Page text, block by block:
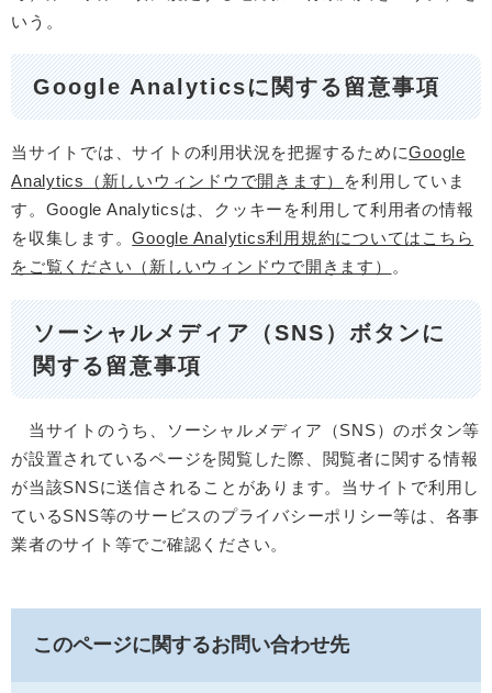
いう。
Google Analyticsに関する留意事項
当サイトでは、サイトの利用状況を把握するためにGoogle
Analytics（新しいウィンドウで開きます）
を利用していま
す。Google Analyticsは、クッキーを利用して利用者の情報
を収集します。Google Analytics利用規約についてはこちら
をご覧ください（新しいウィンドウで開きます）
。
ソーシャルメディア（SNS）ボタンに
関する留意事項
当サイトのうち、ソーシャルメディア（SNS）のボタン等
が設置されているページを閲覧した際、閲覧者に関する情報
が当該SNSに送信されることがあります。当サイトで利用し
ているSNS等のサービスのプライバシーポリシー等は、各事
業者のサイト等でご確認ください。
このページに関するお問い合わせ先